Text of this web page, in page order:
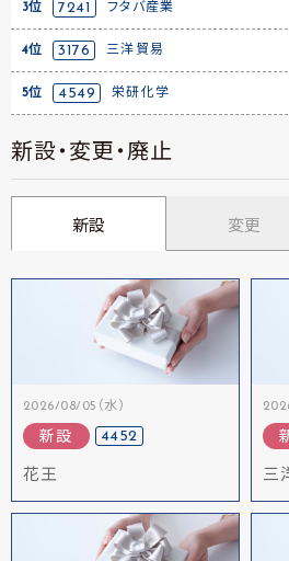
3位 7241 フタバ産業
4位 3176 三洋貿易
5位 4549 栄研化学
新設・変更・廃止
新設 変更
2026/08/05（水）
新設 4452
花王 三